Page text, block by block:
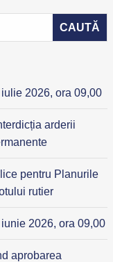
2026, ora 09,00
arderii
pentru Planurile
rutier
2026, ora 09,00
aprobarea